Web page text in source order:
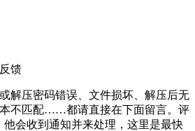
馈
解压密码错误、文件损坏、解压后无
不匹配……都请直接在下面留言。评
他会收到通知并来处理，这里是最快